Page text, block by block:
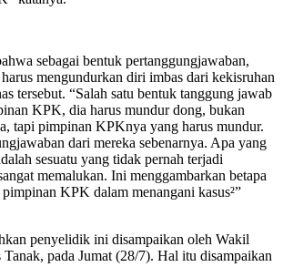
sebagai bentuk pertanggungjawaban,
mengundurkan diri imbas dari kekisruhan
tersebut. “Salah satu bentuk tanggung jawab
KPK, dia harus mundur dong, bukan
tapi pimpinan KPKnya yang harus mundur.
dari mereka sebenarnya. Apa yang
sesuatu yang tidak pernah terjadi
memalukan. Ini menggambarkan betapa
KPK dalam menangani kasus²”
penyelidik ini disampaikan oleh Wakil
pada Jumat (28/7). Hal itu disampaikan